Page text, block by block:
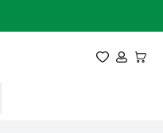
Favorilerim
Hesabım